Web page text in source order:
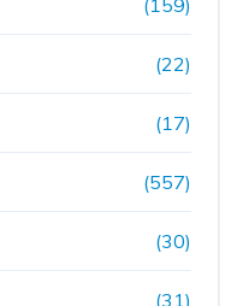
(159)
(22)
(17)
(557)
(30)
(31)